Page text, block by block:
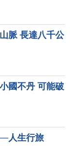
脈 長達八千公
國不丹 可能破
人生行旅